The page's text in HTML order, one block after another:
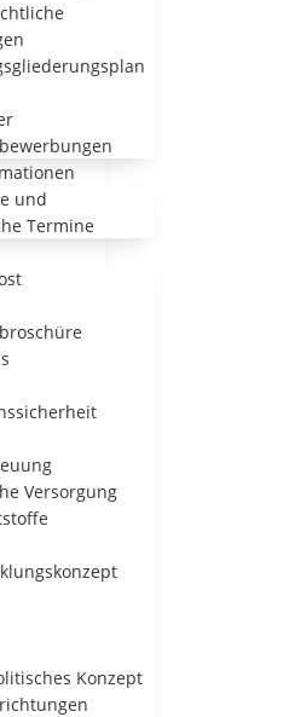
und
Termine
Versorgung
Konzept